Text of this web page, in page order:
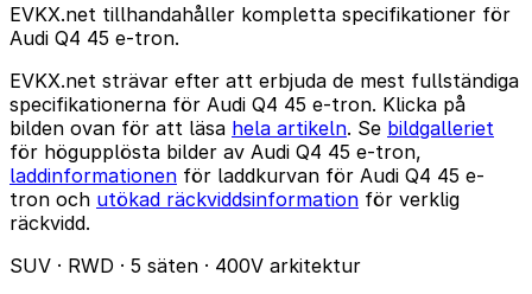
EVKX.net tillhandahåller kompletta specifikationer för
Audi Q4 45 e-tron.
EVKX.net strävar efter att erbjuda de mest fullständiga
specifikationerna för Audi Q4 45 e-tron. Klicka på
bilden ovan för att läsa hela artikeln. Se bildgalleriet
för högupplösta bilder av Audi Q4 45 e-tron,
laddinformationen för laddkurvan för Audi Q4 45 e-
tron och utökad räckviddsinformation för verklig
räckvidd.
SUV · RWD · 5 säten · 400V arkitektur